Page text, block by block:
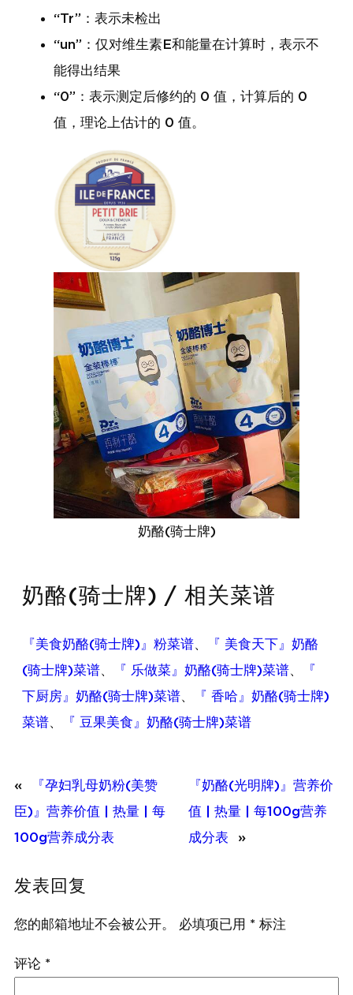
“Tr”：表示未检出
“un”：仅对维生素E和能量在计算时，表示不
能得出结果
“0”：表示测定后修约的 0 值，计算后的 0
值，理论上估计的 0 值。
奶酪(骑士牌)
奶酪(骑士牌) / 相关菜谱
『美食奶酪(骑士牌)』粉菜谱、
『 美食天下』奶酪
(骑士牌)菜谱、 『 乐做菜』奶酪(骑士牌)菜谱、
『
下厨房』奶酪(骑士牌)菜谱、
『 香哈』奶酪(骑士牌)
菜谱、 『 豆果美食』奶酪(骑士牌)菜谱
«
『孕妇乳母奶粉(美赞
臣)』营养价值 | 热量 | 每
100g营养成分表
『奶酪(光明牌)』营养价
值 | 热量 | 每100g营养
成分表
»
发表回复
您的邮箱地址不会被公开。 必填项已用 * 标注
评论 *